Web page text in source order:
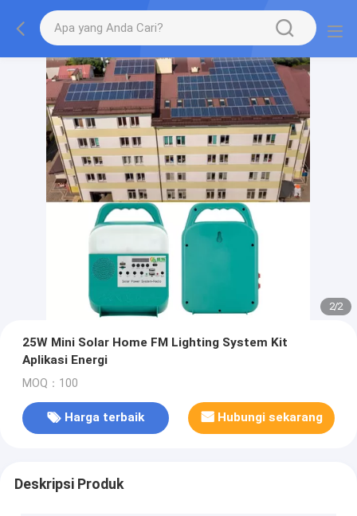
2/2
25W Mini Solar Home FM Lighting System Kit
Aplikasi Energi
MOQ：100
Harga terbaik Hubungi sekarang
Deskripsi Produk